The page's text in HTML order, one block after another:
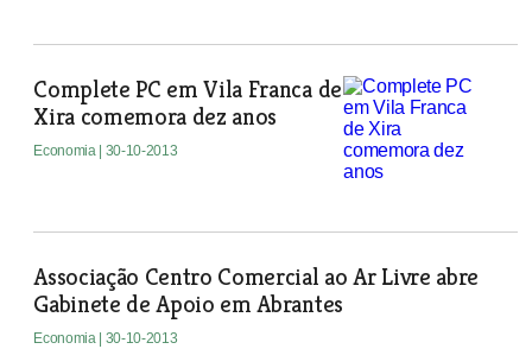
Complete PC em Vila Franca de
Xira comemora dez anos
Economia | 30-10-2013
Associação Centro Comercial ao Ar Livre abre
Gabinete de Apoio em Abrantes
Economia | 30-10-2013